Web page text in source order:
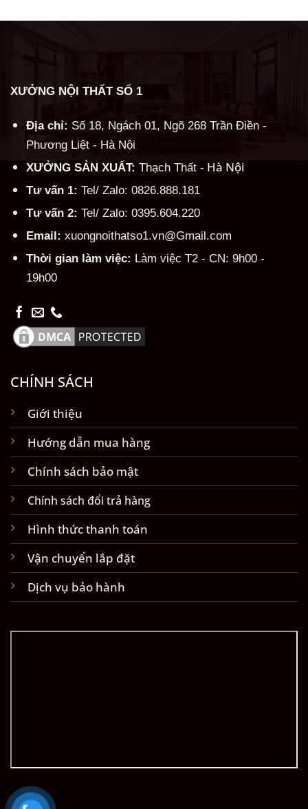
XƯỞNG NỘI THẤT SỐ 1
Địa chỉ: Số 18, Ngách 01, Ngõ 268 Trần Điền -
Phương Liệt - Hà Nội
XƯỞNG SẢN XUẤT: Thạch Thất - Hà Nội
Tư vấn 1: Tel/ Zalo: 0826.888.181
Tư vấn 2: Tel/ Zalo: 0395.604.220
Email: xuongnoithatso1.vn@Gmail.com
Thời gian làm việc: Làm việc T2 - CN: 9h00 -
19h00
CHÍNH SÁCH
Giới thiệu
Hướng dẫn mua hàng
Chính sách bảo mật
Chính sách đổi trả hàng
Hình thức thanh toán
Vận chuyển lắp đặt
Dịch vụ bảo hành